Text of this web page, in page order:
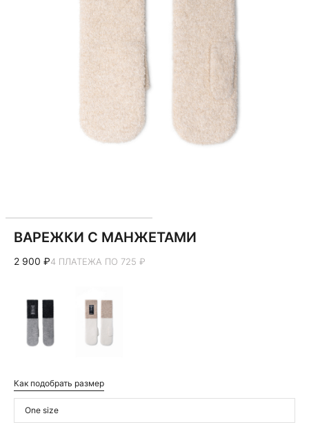
ВАРЕЖКИ С МАНЖЕТАМИ
2 900 ₽4 ПЛАТЕЖА ПО 725 ₽
Как подобрать размер
One size